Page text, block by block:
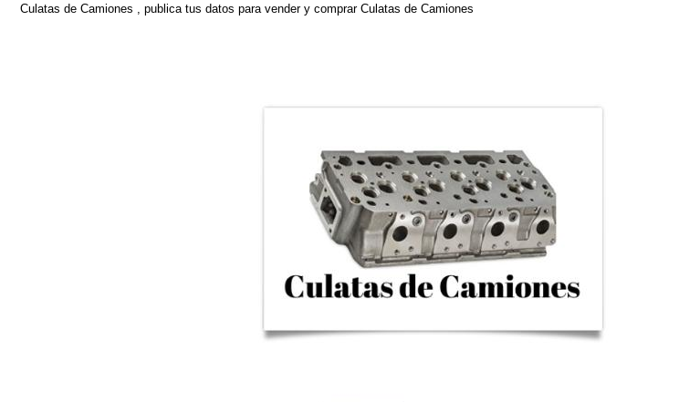
Culatas de Camiones , publica tus datos para vender y comprar Culatas de Camiones